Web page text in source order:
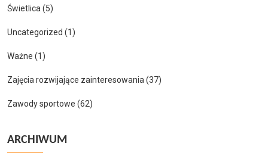
Świetlica (5)
Uncategorized (1)
Ważne (1)
Zajęcia rozwijające zainteresowania (37)
Zawody sportowe (62)
ARCHIWUM